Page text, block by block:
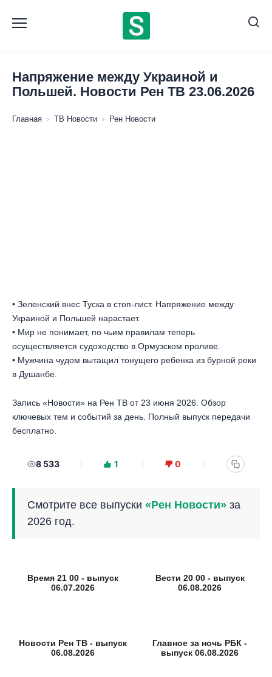
содержанию
Напряжение между Украиной и
Польшей. Новости Рен ТВ 23.06.2026
Главная › ТВ Новости › Рен Новости
• Зеленский внес Туска в стоп-лист. Напряжение между
Украиной и Польшей нарастает.
• Мир не понимает, по чьим правилам теперь
осуществляется судоходство в Ормузском проливе.
• Мужчина чудом вытащил тонущего ребенка из бурной реки
в Душанбе.
Запись «Новости» на Рен ТВ от 23 июня 2026. Обзор
ключевых тем и событий за день. Полный выпуск передачи
бесплатно.
8 533 1 0
Смотрите все выпуски «Рен Новости» за
2026 год.
Время 21 00 - выпуск
06.07.2026
Вести 20 00 - выпуск
06.08.2026
Новости Рен ТВ - выпуск
06.08.2026
Главное за ночь РБК -
выпуск 06.08.2026